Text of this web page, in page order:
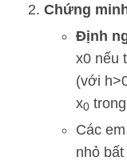
Chứng
Định
x0 nếu
(với h>
x0
Các
nhỏ